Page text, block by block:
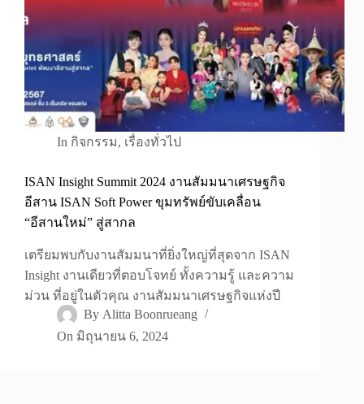
In กิจกรรม, เรื่องทั่วไป
ISAN Insight Summit 2024 งานสัมมนาเศรษฐกิจ
อีสาน ISAN Soft Power ขุมทรัพย์ขับเคลื่อน
“อีสานใหม่” สู่สากล
เตรียมพบกับงานสัมมนาที่ยิ่งใหญ่ที่สุดจาก ISAN
Insight งานเดียวที่ตอบโจทย์ ทั้งความรู้ และความ
ม่วน ที่อยู่ในตัวคุณ งานสัมมนาเศรษฐกิจแห่งปี
By Alitta Boonrueang
On มิถุนายน 6, 2024